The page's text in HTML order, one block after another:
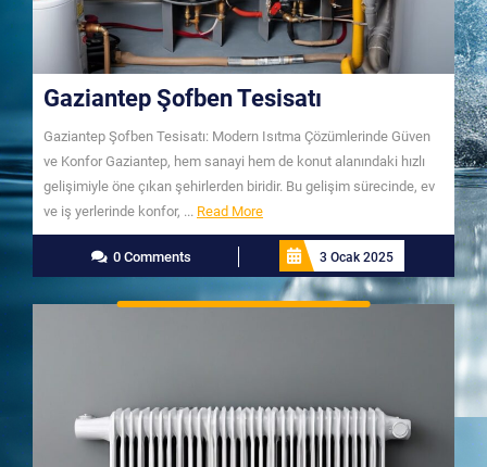
Gaziantep Şofben Tesisatı
Gaziantep Şofben Tesisatı: Modern Isıtma Çözümlerinde Güven
ve Konfor Gaziantep, hem sanayi hem de konut alanındaki hızlı
gelişimiyle öne çıkan şehirlerden biridir. Bu gelişim sürecinde, ev
ve iş yerlerinde konfor, ... Read MoreRead
More
0 Comments
3 Ocak 2025